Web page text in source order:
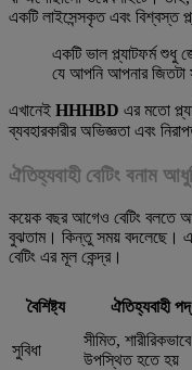
একটি লাইসেন্সকৃত এবং বিশ্বস্ত
একটি ভাল প্ল্যাটফর্ম শুধু
যে আপনি আপনার জিতটা
এখানেই HHHBD এর মতো
ব্যবহারকারীর অভিজ্ঞতা এবং
ঐতিহ্যবাহী বেটিং বনাম
কয়েক বছর আগেও বেটিং বলতে
বুঝতাম। কিন্তু সময় বদলেছে।
বেটিং এর মূল কেন্দ্র।
বৈশিষ্ট্য ঐতিহ্যবাহী
সুবিধা
সীমিত, শারীরিকভাবে
উপস্থিত হতে হয়